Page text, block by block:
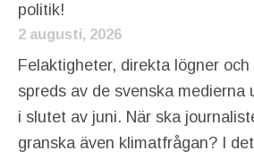
politik!
2 augusti, 2026
Felaktigheter, direkta lögner
spreds av de svenska medierna
i slutet av juni. När ska
granska även klimatfrågan? I